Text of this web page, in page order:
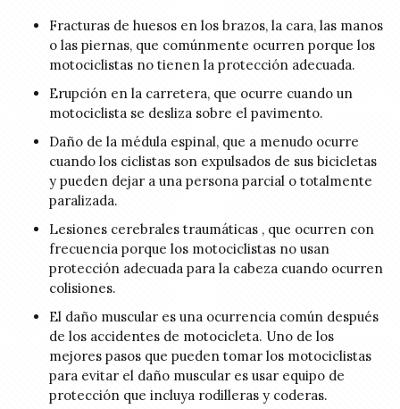
Fracturas de huesos en los brazos, la cara, las manos
o las piernas, que comúnmente ocurren porque los
motociclistas no tienen la protección adecuada.
Erupción en la carretera, que ocurre cuando un
motociclista se desliza sobre el pavimento.
Daño de la médula espinal, que a menudo ocurre
cuando los ciclistas son expulsados de sus bicicletas
y pueden dejar a una persona parcial o totalmente
paralizada.
Lesiones cerebrales traumáticas , que ocurren con
frecuencia porque los motociclistas no usan
protección adecuada para la cabeza cuando ocurren
colisiones.
El daño muscular es una ocurrencia común después
de los accidentes de motocicleta. Uno de los
mejores pasos que pueden tomar los motociclistas
para evitar el daño muscular es usar equipo de
protección que incluya rodilleras y coderas.